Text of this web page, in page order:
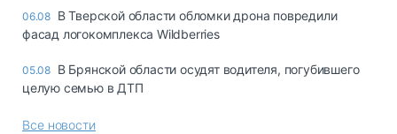
06.08 В Тверской области обломки дрона повредили
фасад логокомплекса Wildberries
05.08 В Брянской области осудят водителя, погубившего
целую семью в ДТП
Все новости